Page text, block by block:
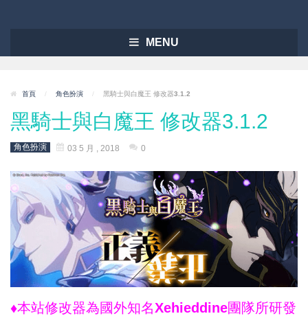
MENU
首頁 / 角色扮演 / 黑騎士與白魔王 修改器3.1.2
黑騎士與白魔王 修改器3.1.2
角色扮演 03 5 月 , 2018 0
♦本站修改器為國外知名Xehieddine團隊所研發